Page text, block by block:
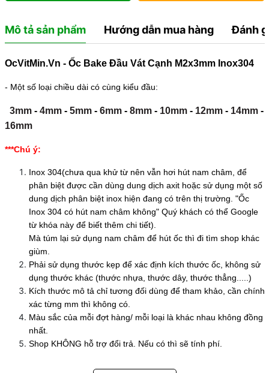
Mô tả sản phẩm Hướng dẫn mua hàng Đánh
OcVitMin.Vn - Ốc Bake Đầu Vát Cạnh M2x3mm Inox304
- Một số loại chiều dài có cùng kiểu đầu:
3mm- 4mm- 5mm- 6mm- 8mm- 10mm- 12mm- 14mm-
16mm
***Chú ý:
Inox 304(chưa qua khử từ nên vẫn hơi hút nam châm, để
phân biệt được cần dùng dung dịch axit hoặc sử dụng một số
dung dịch phân biệt inox hiện đang có trên thị trường. "Ốc
Inox 304 có hút nam châm không" Quý khách có thể Google
từ khóa này để biết thêm chi tiết).
Mà túm lại sử dụng nam châm để hút ốc thì đi tìm shop khác
giùm.
Phải sử dụng thước kẹp để xác định kích thước ốc, không sử
dụng thước khác (thước nhựa, thước dây, thước thẳng.....)
Kích thước mô tả chỉ tương đối dùng để tham khảo, cần chính
xác từng mm thì không có.
Màu sắc của mỗi đợt hàng/ mỗi loại là khác nhau không đồng
nhất.
Shop KHÔNG hỗ trợ đổi trả. Nếu có thì sẽ tính phí.